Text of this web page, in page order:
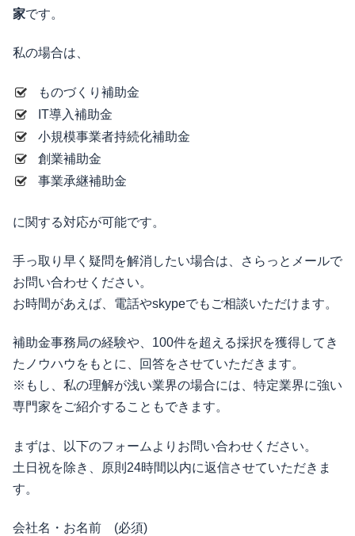
家です。
私の場合は、
ものづくり補助金
IT導入補助金
小規模事業者持続化補助金
創業補助金
事業承継補助金
に関する対応が可能です。
手っ取り早く疑問を解消したい場合は、さらっとメールで
お問い合わせください。
お時間があえば、電話やskypeでもご相談いただけます。
補助金事務局の経験や、100件を超える採択を獲得してき
たノウハウをもとに、回答をさせていただきます。
※もし、私の理解が浅い業界の場合には、特定業界に強い
専門家をご紹介することもできます。
まずは、以下のフォームよりお問い合わせください。
土日祝を除き、原則24時間以内に返信させていただきま
す。
会社名・お名前 (必須)